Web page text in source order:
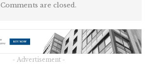
Comments are closed.
- Advertisement -